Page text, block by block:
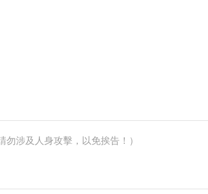
勿涉及人身攻擊，以免挨告！）